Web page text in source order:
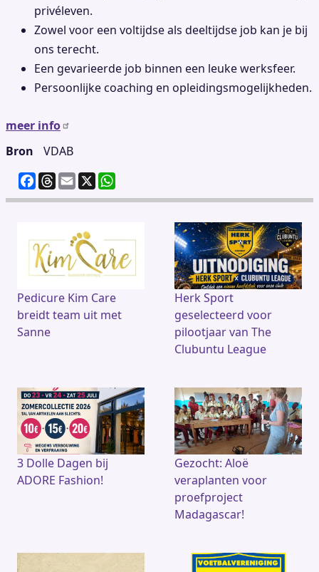
privéleven.
Zowel voor een voltijdse als deeltijdse job kan je bij
ons terecht.
Een gevarieerde job binnen een leuke werksfeer.
Persoonlijke coaching en opleidingsmogelijkheden.
meer info
Bron
VDAB
F
a
c
b
o
o
k
T
h
re
d
s
E
m
ai
l
X
h
at
A
p
p
Pedicure Kim Care
breidt team uit met
Sanne
Herk Sport
geselecteerd voor
pilootjaar van The
Clubuntu League
3 Dolle Dagen bij
ADORE Fashion!
Gezocht: Aloë
veraplanten voor
proefproject
Madagascar!